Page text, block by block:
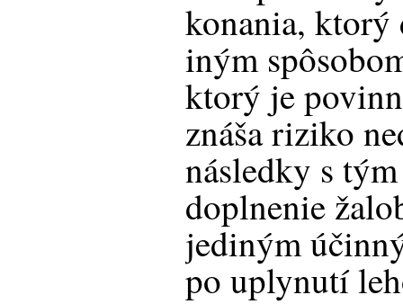
konania, ktorý
iným
ktorý je
znáša riziko
následky s
doplnenie
jediným
po uplynutí